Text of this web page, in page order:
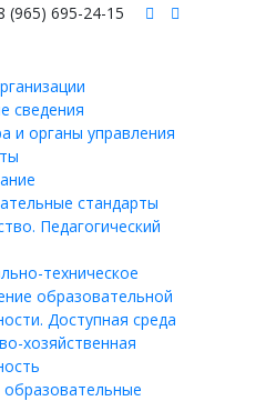
(965) 695-24-15
сведения
и органы управления
стандарты
Педагогический
техническое
образовательной
Доступная среда
хозяйственная